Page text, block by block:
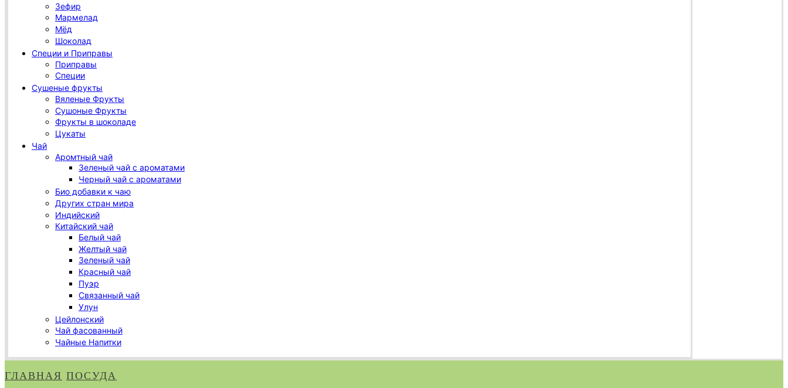
Зефир
Мармелад
Мёд
Шоколад
Специи и Приправы
Приправы
Специи
Сушеные фрукты
Вяленые Фрукты
Сушоные Фрукты
Фрукты в шоколаде
Цукаты
Чай
Аромтный чай
Зеленый чай с ароматами
Черный чай с ароматами
Био добавки к чаю
Других стран мира
Индийский
Китайский чай
Белый чай
Желтый чай
Зеленый чай
Красный чай
Пуэр
Связанный чай
Улун
Цейлонский
Чай фасованный
Чайные Напитки
ГЛАВНАЯ ПОСУДА